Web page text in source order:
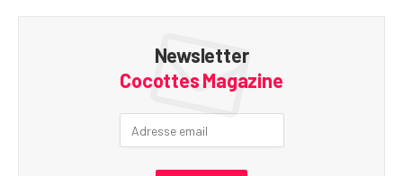
Newsletter
Cocottes Magazine